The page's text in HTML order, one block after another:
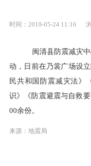
时间：2019-05-24 11:16
闽清县防震减灾
动 ， 日前在乃裳广场设立
民共和国防震减灾法》
识》《防震避震与自救
00余份。
来源：地震局